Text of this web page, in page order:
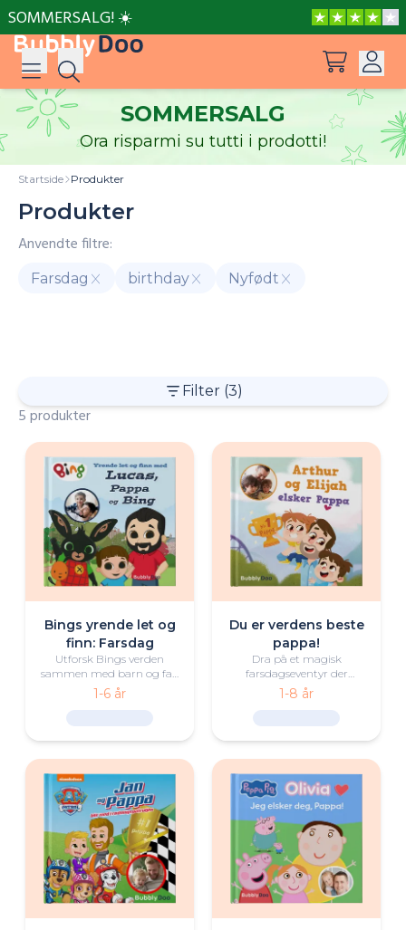
SOMMERSALG! ☀️
Forslag Se alle produkter
Barbie kan bli hva hun vil
Innlogging
Registrer deg
SOMMERSALG
Ora risparmi su tutti i prodotti!
Startside Produkter
Produkter
Anvendte filtre:
Farsdag birthday Nyfødt
Filter(3)
5 produkter
Bings yrende let og
finn: Farsdag
Utforsk Bings verden
sammen med barn og far,
Bing og vennene deres i
denne personlige let og
1-6 år
Du er verdens beste
pappa!
Dra på et magisk
farsdagseventyr der
barnet eller barna tester
ferdighetene til pappaen
pappa til å klare å vinne
Verdens beste pappa-
pokalen?
1-8 år